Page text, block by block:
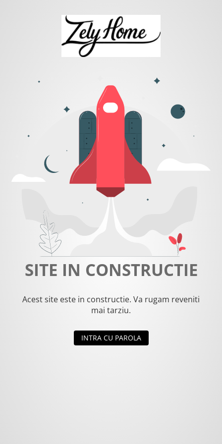
SITE IN CONSTRUCTIE
Acest site este in constructie. Va rugam reveniti
mai tarziu.
INTRA CU PAROLA